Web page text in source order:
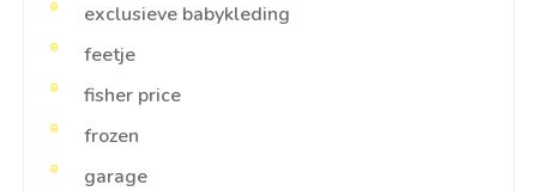
exclusieve babykleding
feetje
fisher price
frozen
garage